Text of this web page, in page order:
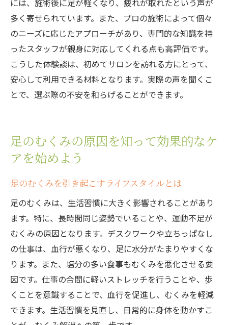
健康的な食生活でむくみを予防
定期的な運動でむくみ知らずの足に
むくみ対策としての質の良い睡眠方法
全身の健康を意識したむくみ対策
には、施術後に足が軽くなり、疲れが取れたという声が
多く寄せられています。また、プロの施術によって個々
のニーズに応じたアプローチがあり、専門的な知識を持
ったスタッフが親身に対応してくれる点も高評価です。
こうした体験談は、初めてサロンを訪れる方にとって、
安心して利用できる材料となります。実際の声を聞くこ
とで、選ぶ際の不安を和らげることができます。
足のむくみの原因を知って効果的なケ
アを始めよう
足のむくみを引き起こすライフスタイルとは
足のむくみは、生活習慣に大きく影響されることがあり
ます。特に、長時間同じ姿勢でいることや、運動不足が
むくみの原因となります。デスクワークや立ちっぱなし
の仕事は、血行が悪くなり、足に水分がたまりやすくな
ります。また、塩分の多い食事もむくみを悪化させる要
因です。仕事の合間に軽いストレッチを行うことや、歩
くことを意識することで、血行を促進し、むくみを軽減
できます。生活習慣を見直し、日常的に身体を動かすこ